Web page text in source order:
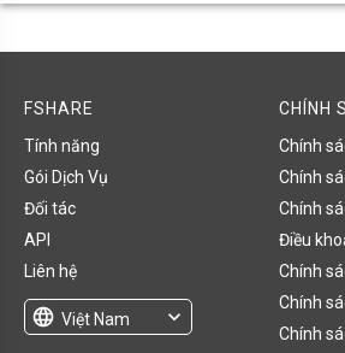
FSHARE
Tính năng
Gói Dịch Vụ
Đối tác
API
Liên hệ
language Việt Nam
expand_more
CHÍNH
Chính
Chính
Chính
Điều
Chính
Chính
Chính